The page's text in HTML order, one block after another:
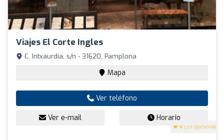
Viajes El Corte Ingles
4 (39 opiniones)
C. Intxaurdia, s/n - 31620, Pamplona
Mapa
Ver teléfono
Ver e-mail Horario